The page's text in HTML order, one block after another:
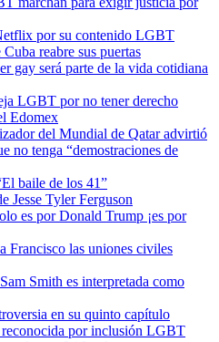
por su contenido LGBT
reabre sus puertas
gay será parte de la vida cotidiana
LGBT por no tener derecho
Edomex
del Mundial de Qatar advirtió
no tenga “demostraciones de
baile de los 41”
Jesse Tyler Ferguson
es por Donald Trump ¡es por
Francisco las uniones civiles
Smith es interpretada como
en su quinto capítulo
por inclusión LGBT